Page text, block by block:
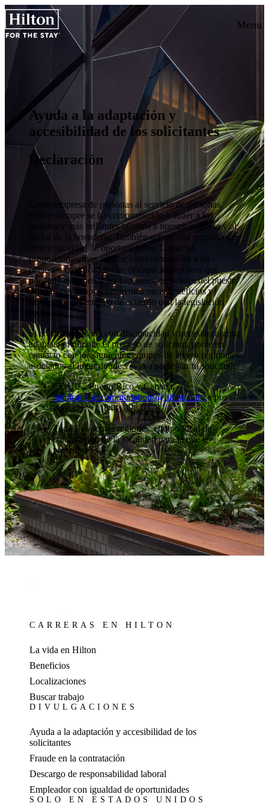
Menu
Ayuda a la adaptación y
accesibilidad de los solicitantes
Declaración
Como empresa de personas al servicio de personas,
Hilton siempre se ha comprometido a atraer a los
mejores y más brillantes talentos a nuestra empresa y al
sector de la hostelería. También somos una empresa que
ofrece igualdad de oportunidades. Como tal,
proporcionaremos adaptaciones razonables a las
personas cualificadas con discapacidades para que
puedan desempeñar las funciones esenciales del puesto
de trabajo y proporcionaremos otros beneficios y
privilegios del empleo de acuerdo con la legislación
aplicable.
Si eres una persona con discapacidad y necesitas alguna
adaptación durante el proceso de solicitud, ponte en
contacto con los siguientes equipos de apoyo regionales
asociados al lugar donde vayas a presentar tu solicitud:
EE.UU., Puerto Rico y Canadá:
applicant_accommodations@hilton.como por
teléfono: +1 (844) 398-0378
Todas las demás regiones: equipo local de
contratación de la localidad para la que te
presentas
CARRERAS EN HILTON
La vida en Hilton
Beneficios
Localizaciones
Buscar trabajo
DIVULGACIONES
Ayuda a la adaptación y accesibilidad de los
solicitantes
Fraude en la contratación
Descargo de responsabilidad laboral
Empleador con igualdad de oportunidades
SOLO EN ESTADOS UNIDOS